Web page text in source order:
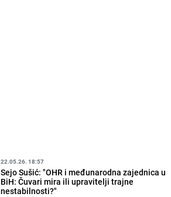
22.05.26. 18:57
Sejo Sušić: "OHR i međunarodna zajednica u
BiH: Čuvari mira ili upravitelji trajne
nestabilnosti?"